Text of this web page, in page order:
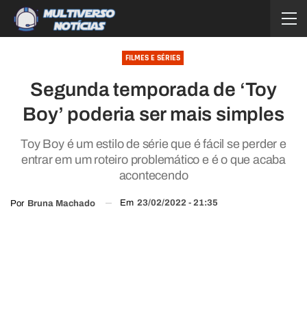
FILMES E SÉRIES
Segunda temporada de ‘Toy
Boy’ poderia ser mais simples
Toy Boy é um estilo de série que é fácil se perder e
entrar em um roteiro problemático e é o que acaba
acontecendo
Por Bruna Machado Em 23/02/2022 - 21:35